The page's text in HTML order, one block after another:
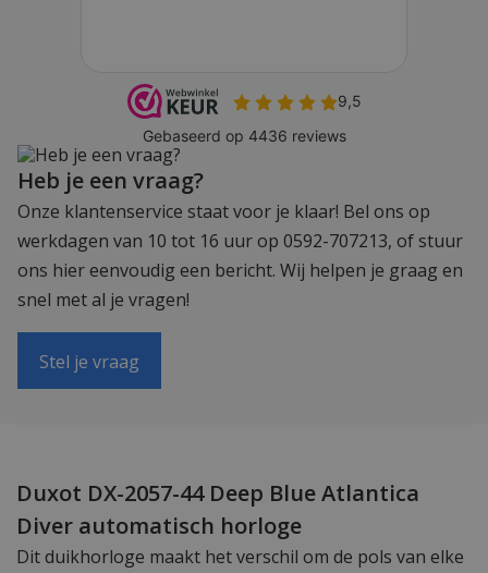
Heb je een vraag?
Onze klantenservice staat voor je klaar! Bel ons op
werkdagen van 10 tot 16 uur op 0592-707213, of stuur
ons hier eenvoudig een bericht. Wij helpen je graag en
snel met al je vragen!
Stel je vraag
Duxot DX-2057-44 Deep Blue Atlantica
Diver automatisch horloge
Dit duikhorloge maakt het verschil om de pols van elke